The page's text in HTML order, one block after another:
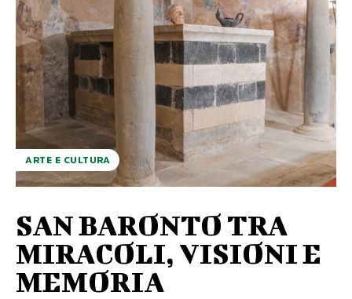
ARTE E CULTURA
SAN BARONTO TRA
MIRACOLI, VISIONI E
MEMORIA